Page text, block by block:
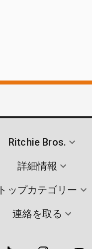
Ritchie Bros.
詳細情報
トップカテゴリー
連絡を取る